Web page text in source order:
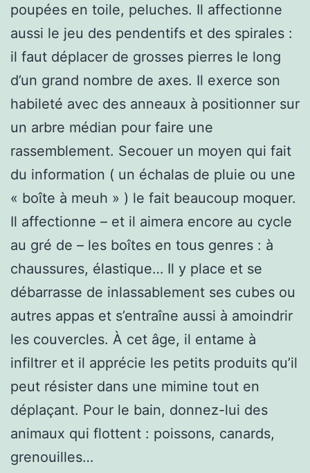
poupées en toile, peluches. Il affectionne
aussi le jeu des pendentifs et des spirales :
il faut déplacer de grosses pierres le long
d’un grand nombre de axes. Il exerce son
habileté avec des anneaux à positionner sur
un arbre médian pour faire une
rassemblement. Secouer un moyen qui fait
du information ( un échalas de pluie ou une
« boîte à meuh » ) le fait beaucoup moquer.
Il affectionne – et il aimera encore au cycle
au gré de – les boîtes en tous genres : à
chaussures, élastique… Il y place et se
débarrasse de inlassablement ses cubes ou
autres appas et s’entraîne aussi à amoindrir
les couvercles. À cet âge, il entame à
infiltrer et il apprécie les petits produits qu’il
peut résister dans une mimine tout en
déplaçant. Pour le bain, donnez-lui des
animaux qui flottent : poissons, canards,
grenouilles…